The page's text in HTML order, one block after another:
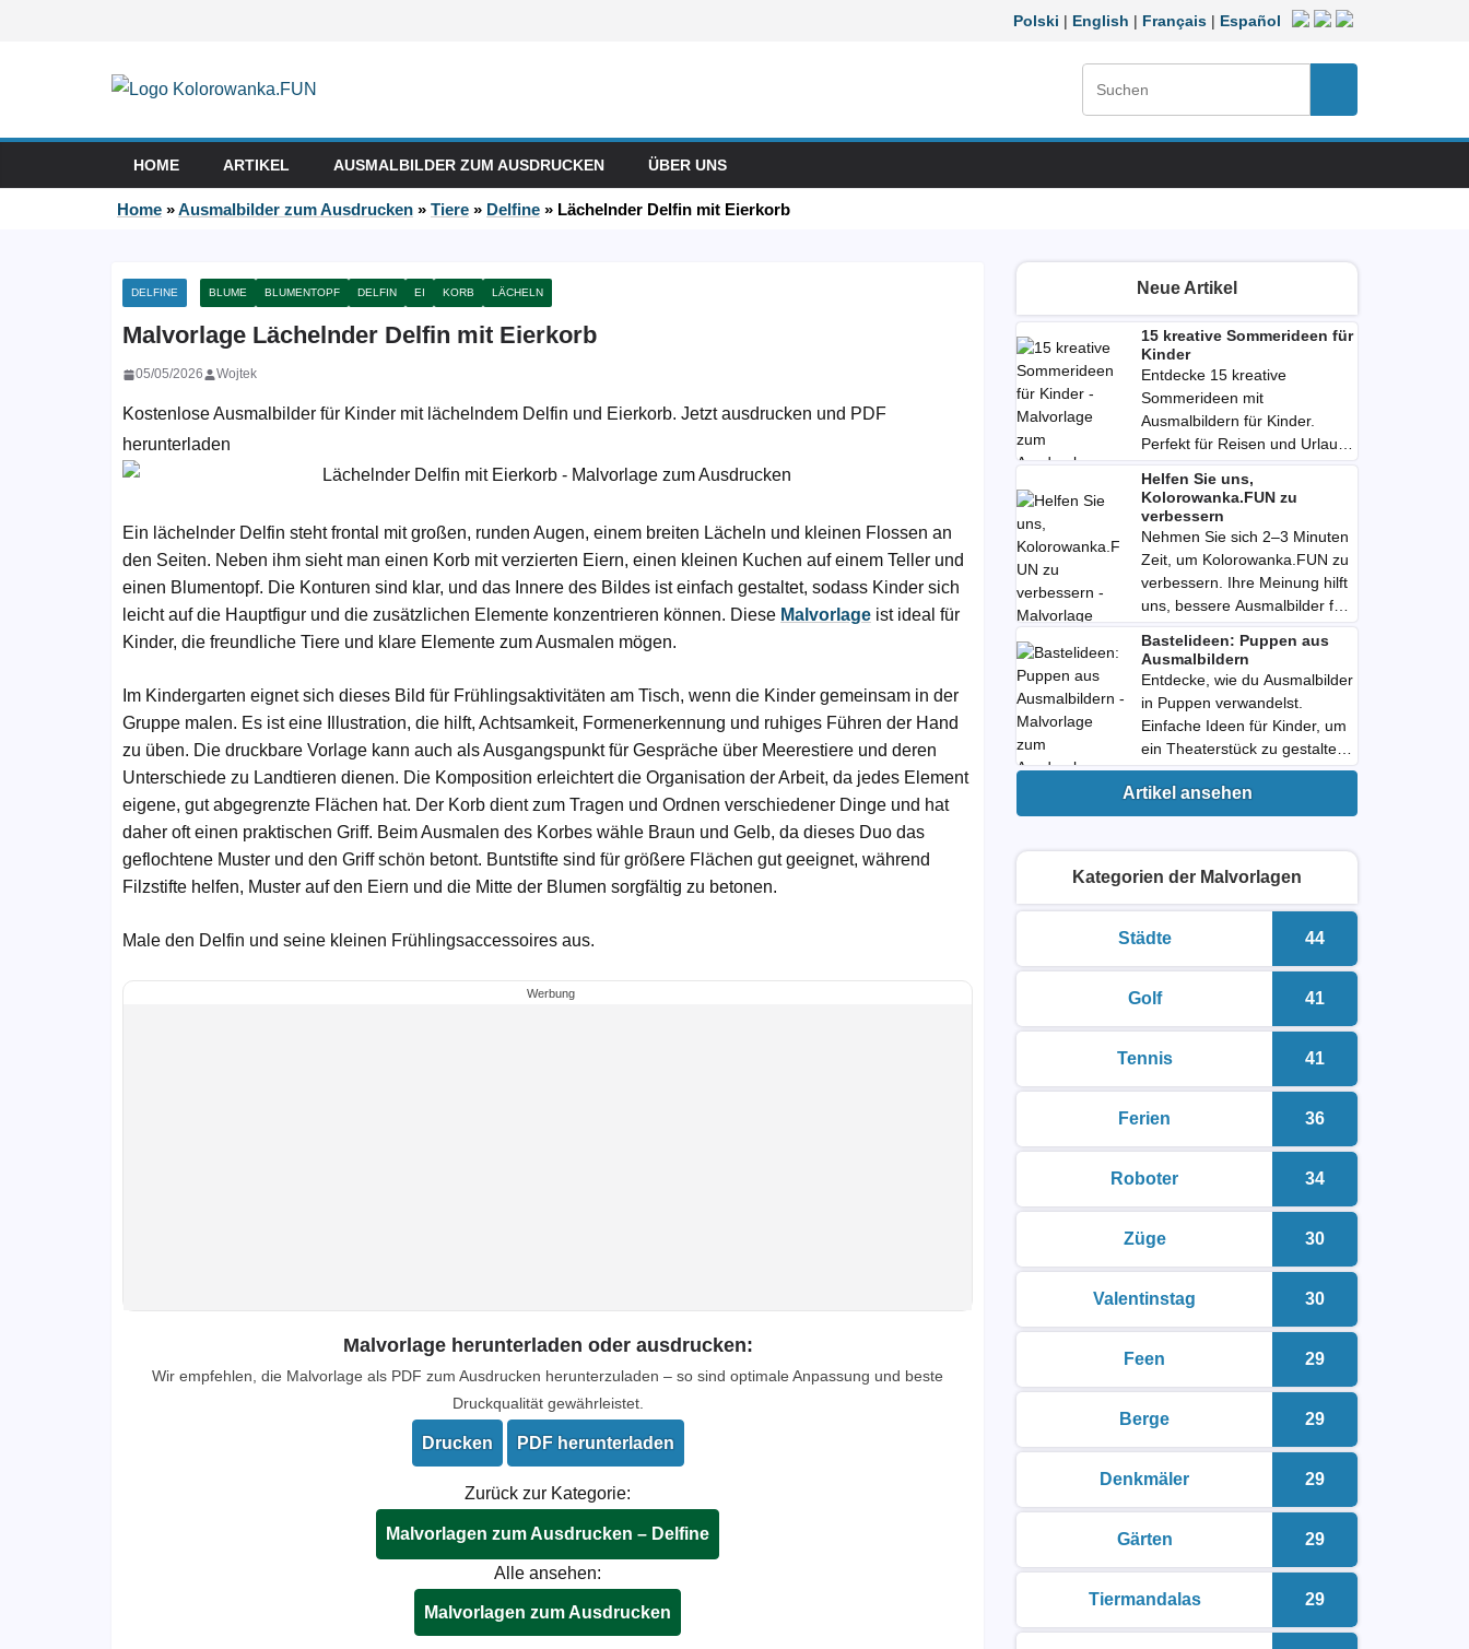
Polski | English | Français | Español
HOME ARTIKEL AUSMALBILDER ZUM AUSDRUCKEN ÜBER UNS
Home »Ausmalbilder zum Ausdrucken » Tiere » Delfine » Lächelnder Delfin mit Eierkorb
DELFINE BLUME BLUMENTOPF DELFIN EI KORB LÄCHELN
Malvorlage Lächelnder Delfin mit Eierkorb
05/05/2026 Wojtek
Kostenlose Ausmalbilder für Kinder mit lächelndem Delfin und Eierkorb. Jetzt ausdrucken und PDF
herunterladen
Ein lächelnder Delfin steht frontal mit großen, runden Augen, einem breiten Lächeln und kleinen Flossen an
den Seiten. Neben ihm sieht man einen Korb mit verzierten Eiern, einen kleinen Kuchen auf einem Teller und
einen Blumentopf. Die Konturen sind klar, und das Innere des Bildes ist einfach gestaltet, sodass Kinder sich
leicht auf die Hauptfigur und die zusätzlichen Elemente konzentrieren können. Diese Malvorlage ist ideal für
Kinder, die freundliche Tiere und klare Elemente zum Ausmalen mögen.
Im Kindergarten eignet sich dieses Bild für Frühlingsaktivitäten am Tisch, wenn die Kinder gemeinsam in der
Gruppe malen. Es ist eine Illustration, die hilft, Achtsamkeit, Formenerkennung und ruhiges Führen der Hand
zu üben. Die druckbare Vorlage kann auch als Ausgangspunkt für Gespräche über Meerestiere und deren
Unterschiede zu Landtieren dienen. Die Komposition erleichtert die Organisation der Arbeit, da jedes Element
eigene, gut abgegrenzte Flächen hat. Der Korb dient zum Tragen und Ordnen verschiedener Dinge und hat
daher oft einen praktischen Griff. Beim Ausmalen des Korbes wähle Braun und Gelb, da dieses Duo das
geflochtene Muster und den Griff schön betont. Buntstifte sind für größere Flächen gut geeignet, während
Filzstifte helfen, Muster auf den Eiern und die Mitte der Blumen sorgfältig zu betonen.
Male den Delfin und seine kleinen Frühlingsaccessoires aus.
Werbung
Malvorlage herunterladen oder ausdrucken:
Wir empfehlen, die Malvorlage als PDF zum Ausdrucken herunterzuladen – so sind optimale Anpassung und beste
Druckqualität gewährleistet.
Drucken PDF herunterladen
Zurück zur Kategorie:
Malvorlagen zum Ausdrucken – Delfine
Alle ansehen:
Malvorlagen zum Ausdrucken
Neue Artikel
15 kreative Sommerideen für
Kinder
Entdecke 15 kreative
Sommerideen mit
Ausmalbildern für Kinder.
Perfekt für Reisen und Urlaub.
kostenlos PDF herunterladen.
Helfen Sie uns,
Kolorowanka.FUN zu
verbessern
Nehmen Sie sich 2–3 Minuten
Zeit, um Kolorowanka.FUN zu
verbessern. Ihre Meinung hilft
uns, bessere Ausmalbilder für
ausdrucken.
Bastelideen: Puppen aus
Ausmalbildern
Entdecke, wie du Ausmalbilder
in Puppen verwandelst.
Einfache Ideen für Kinder, um
ein Theaterstück zu gestalten.
Jetzt ausdrucken und
loslegen!
Artikel ansehen
Kategorien der Malvorlagen
Städte
malvorlagen zum ausdrucken
Anzahl der
44
Golf
malvorlagen zum ausdrucken
Anzahl der
41
Tennis
malvorlagen zum ausdrucken
Anzahl der
41
Ferien
malvorlagen zum ausdruckenAnzahl der
36
Roboter
malvorlagen zum ausdruckenAnzahl der
34
Züge
malvorlagen zum ausdruckenAnzahl der
30
Valentinstag
malvorlagen zum ausdruckenAnzahl der
30
Feen
malvorlagen zum ausdrucken
Anzahl der
29
Berge
malvorlagen zum ausdrucken
Anzahl der
29
Denkmäler
malvorlagen zum ausdrucken
Anzahl der
29
Gärten
malvorlagen zum ausdrucken
Anzahl der
29
Tiermandalas
malvorlagen zum ausdrucken
Anzahl der
29